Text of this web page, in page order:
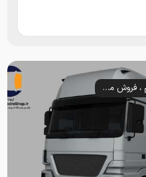
فروش کشنده با پیش پرداخت کم ، فروش ماشین سنگین قسطی با کمترین پیش پرداخت